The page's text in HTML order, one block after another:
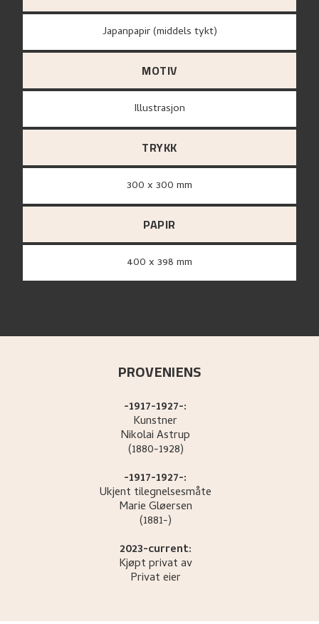
Japanpapir (middels tykt)
MOTIV
Illustrasjon
TRYKK
300 x 300 mm
PAPIR
400 x 398 mm
PROVENIENS
-1917-1927-:
Kunstner
NikolaiAstrup
(1880-1928)
-1917-1927-:
Ukjent tilegnelsesmåte
MarieGløersen
(1881-)
2023-current:
Kjøpt privat av
Privat eier